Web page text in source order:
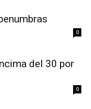
0
del 30 por
0